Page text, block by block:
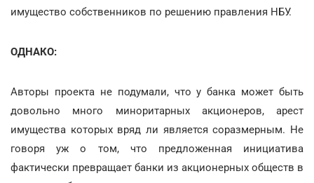
имущество собственников по решению правления НБУ.
ОДНАКО:
Авторы проекта не подумали, что у банка может быть
довольно много миноритарных акционеров, арест
имущества которых вряд ли является соразмерным. Не
говоря уж о том, что предложенная инициатива
фактически превращает банки из акционерных обществ в